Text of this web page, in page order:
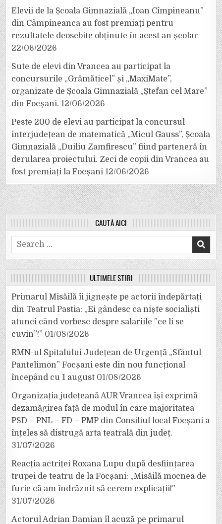
Elevii de la Școala Gimnazială „Ioan Cîmpineanu”
din Câmpineanca au fost premiați pentru
rezultatele deosebite obținute în acest an școlar
22/06/2026
Sute de elevi din Vrancea au participat la
concursurile „Grămăticel” și „MaxiMate”,
organizate de Școala Gimnazială „Ștefan cel Mare”
din Focșani. 12/06/2026
Peste 200 de elevi au participat la concursul
interjudețean de matematică „Micul Gauss”, Școala
Gimnazială „Duiliu Zamfirescu” fiind parteneră în
derularea proiectului. Zeci de copii din Vrancea au
fost premiați la Focșani 12/06/2026
CAUTĂ AICI
Search
for:
ULTIMELE ȘTIRI
Primarul Misăilă îi jignește pe actorii îndepărtați
din Teatrul Pastia: „Ei gândesc ca niște socialiști
atunci când vorbesc despre salariile ”ce li se
cuvin”!” 01/08/2026
RMN-ul Spitalului Județean de Urgență „Sfântul
Pantelimon” Focșani este din nou funcțional
începând cu 1 august 01/08/2026
Organizația județeană AUR Vrancea își exprimă
dezamăgirea față de modul în care majoritatea
PSD – PNL – FD – PMP din Consiliul local Focșani a
înțeles să distrugă arta teatrală din județ.
31/07/2026
Reacția actriței Roxana Lupu după desființarea
trupei de teatru de la Focșani: „Misăilă mocnea de
furie că am îndrăznit să cerem explicații!”
31/07/2026
Actorul Adrian Damian îl acuză pe primarul